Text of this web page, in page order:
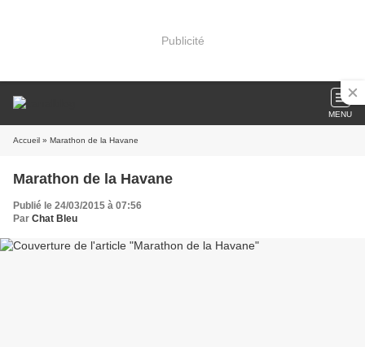
Publicité
MENU
Accueil » Marathon de la Havane
Marathon de la Havane
Publié le 24/03/2015 à 07:56
Par Chat Bleu